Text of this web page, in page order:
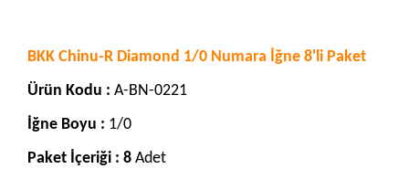
BKK Chinu-R Diamond 1/0 Numara İğne 8'li Paket
Ürün Kodu : A-BN-0221
İğne Boyu : 1/0
Paket İçeriği : 8 Adet